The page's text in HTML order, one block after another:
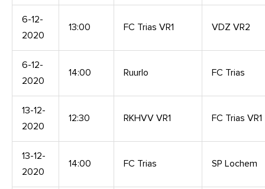
6-12-
2020
13:00 FC Trias VR1 VDZ VR2
6-12-
2020
14:00 Ruurlo FC Trias
13-12-
2020
12:30 RKHVV VR1 FC Trias VR1
13-12-
2020
14:00 FC Trias SP Lochem